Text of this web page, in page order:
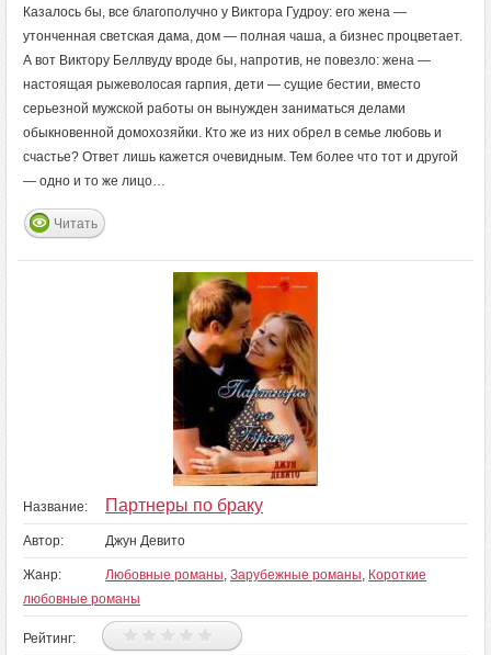
Казалось бы, все благополучно у Виктора Гудроу: его жена —
утонченная светская дама, дом — полная чаша, а бизнес процветает.
А вот Виктору Беллвуду вроде бы, напротив, не повезло: жена —
настоящая рыжеволосая гарпия, дети — сущие бестии, вместо
серьезной мужской работы он вынужден заниматься делами
обыкновенной домохозяйки. Кто же из них обрел в семье любовь и
счастье? Ответ лишь кажется очевидным. Тем более что тот и другой
— одно и то же лицо…
Читать
Название: Партнеры по браку
Автор: Джун Девито
Жанр: Любовные романы, Зарубежные романы, Короткие
любовные романы
Рейтинг: